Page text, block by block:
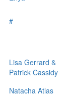
#
Lisa Gerrard &
Patrick Cassidy
Natacha Atlas